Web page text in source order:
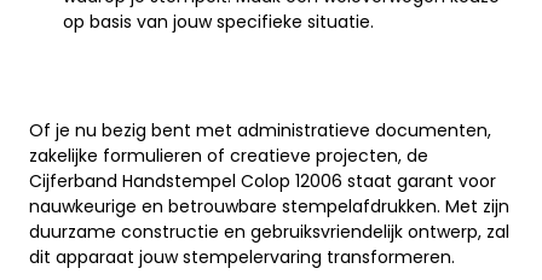
op basis van jouw specifieke situatie.
Of je nu bezig bent met administratieve documenten,
zakelijke formulieren of creatieve projecten, de
Cijferband Handstempel Colop 12006 staat garant voor
nauwkeurige en betrouwbare stempelafdrukken. Met zijn
duurzame constructie en gebruiksvriendelijk ontwerp, zal
dit apparaat jouw stempelervaring transformeren.